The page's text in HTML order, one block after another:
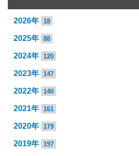
2026年 18
2025年 88
2024年 120
2023年 147
2022年 140
2021年 161
2020年 179
2019年 197